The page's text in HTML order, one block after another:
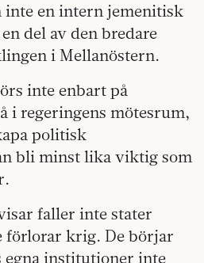
inte en intern jemenitisk
del av den bredare
i Mellanöstern.
inte enbart på
i regeringens mötesrum,
politisk
bli minst lika viktig som
faller inte stater
förlorar krig. De börjar
egna institutioner inte